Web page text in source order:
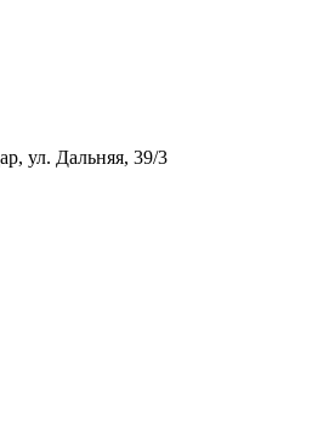
ул. Дальняя, 39/3